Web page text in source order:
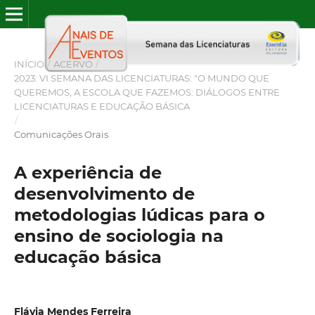
INÍCIO / ACERVO /
2023: VI SEMANA DAS LICENCIATURAS: "O MUNDO QUE
QUEREMOS, A ESCOLA QUE FAZEMOS: DIÁLOGOS ENTRE
LICENCIATURAS E EDUCAÇÃO BÁSICA
/
Comunicações Orais
A experiência de
desenvolvimento de
metodologias lúdicas para o
ensino de sociologia na
educação básica
Flávia Mendes Ferreira